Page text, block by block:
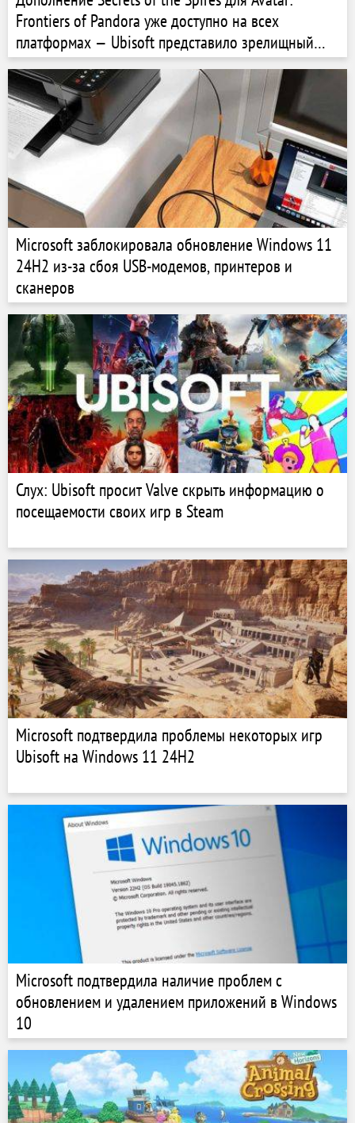
Frontiers of Pandora уже доступно на всех
платформах — Ubisoft представило зрелищный
релизный трейлер
Microsoft заблокировала обновление Windows 11
24H2 из-за сбоя USB-модемов, принтеров и
сканеров
Слух: Ubisoft просит Valve скрыть информацию о
посещаемости своих игр в Steam
Microsoft подтвердила проблемы некоторых игр
Ubisoft на Windows 11 24H2
Microsoft подтвердила наличие проблем с
обновлением и удалением приложений в Windows
10